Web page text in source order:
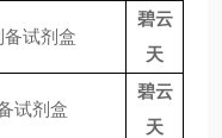
试剂盒
碧云
天
试剂盒
碧云
天